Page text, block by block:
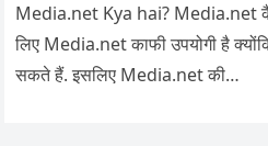
Media.net Kya hai? Media.net
लिए Media.net काफी उपयोगी है
सकते हैं. इसलिए Media.net की…